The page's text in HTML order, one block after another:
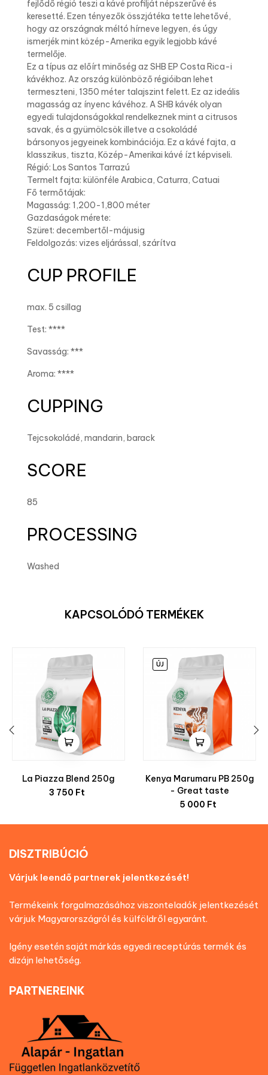
fejlődő régió teszi a kávé profilját népszerűvé és
keresetté. Ezen tényezők összjátéka tette lehetővé,
hogy az országnak méltó hírneve legyen, és úgy
ismerjék mint közép-Amerika egyik legjobb kávé
termelője.
Ez a típus az előírt minőség az SHB EP Costa Rica-i
kávékhoz. Az ország különböző régióiban lehet
termeszteni, 1350 méter talajszint felett. Ez az ideális
magasság az ínyenc kávéhoz. A SHB kávék olyan
egyedi tulajdonságokkal rendelkeznek mint a citrusos
savak, és a gyümölcsök illetve a csokoládé
bársonyos jegyeinek kombinációja. Ez a kávé fajta, a
klasszikus, tiszta, Közép-Amerikai kávé ízt képviseli.
Régió: Los Santos Tarrazú
Termelt fajta: különféle Arabica, Caturra, Catuai
Fő termőtájak:
Magasság: 1,200-1,800 méter
Gazdaságok mérete:
Szüret: decembertől-májusig
Feldolgozás: vizes eljárással, szárítva
CUP PROFILE
max. 5 csillag
Test: ****
Savasság: ***
Aroma: ****
CUPPING
Tejcsokoládé, mandarin, barack
SCORE
85
PROCESSING
Washed
KAPCSOLÓDÓ TERMÉKEK
La Piazza Blend 250g
Ár
3 750 Ft
ÚJ
Kenya Marumaru PB 250g
- Great taste
Ár
5 000 Ft
DISZTRIBÚCIÓ
Várjuk leendő partnerek jelentkezését!
Termékeink forgalmazásához viszonteladók jelentkezését
várjuk Magyarországról és külföldről egyaránt.
Igény esetén saját márkás egyedi receptúrás termék és
dizájn lehetőség.
PARTNEREINK